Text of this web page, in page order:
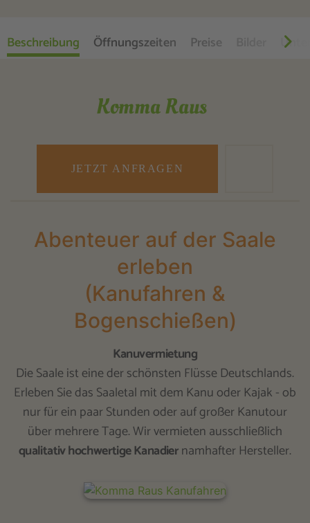
Beschreibung Öffnungszeiten Preise
Komma Raus
JETZT ANFRAGEN
Abenteuer auf der Saale
erleben
(Kanufahren &
Bogenschießen)
Kanuvermietung
Die Saale ist eine der schönsten Flüsse Deutschlands.
Erleben Sie das Saaletal mit dem Kanu oder Kajak - ob
nur für ein paar Stunden oder auf großer Kanutour
über mehrere Tage. Wir vermieten ausschließlich
qualitativ hochwertige Kanadiernamhafter Hersteller.